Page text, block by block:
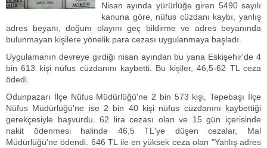
Nisan ayında yürürlüğe giren 5490 sayılı
kanuna göre, nüfus cüzdanı kaybı, yanlış
adres beyanı, doğum olayını geç bildirme ve adres beyanında
bulunmayan kişilere yönelik para cezası uygulanmaya başladı.
Uygulamanın devreye girdiği nisan ayından bu yana Eskişehir'de 4
bin 613 kişi nüfus cüzdanını kaybetti. Bu kişiler, 46,5-62 TL ceza
ödedi.
Odunpazarı İlçe Nüfus Müdürlüğü'ne 2 bin 573 kişi, Tepebaşı İlçe
Nüfus Müdürlüğü'ne ise 2 bin 40 kişi nüfus cüzdanını kaybettiği
gerekçesiyle başvurdu. 62 lira cezası olan ve 15 gün içerisinde
nakit ödenmesi halinde 46,5 TL'ye düşen cezalar, Mal
Müdürlüğü'ne ödendi. 646 TL ile en yüksek ceza olan "Yanlış adres